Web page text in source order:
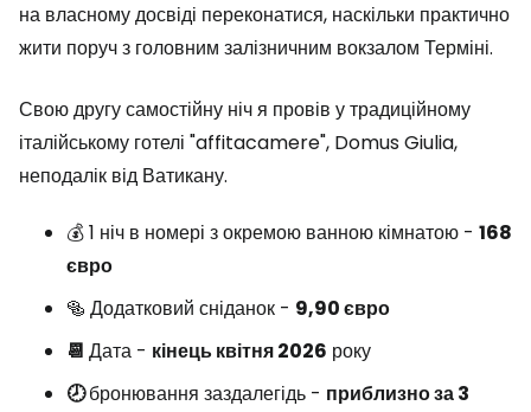
на власному досвіді переконатися, наскільки практично
жити поруч з головним залізничним вокзалом Терміні.
Свою другу самостійну ніч я провів у традиційному
італійському готелі "affitacamere", Domus Giulia,
неподалік від Ватикану.
💰 1 ніч в номері з окремою ванною кімнатою - 168
євро
🥯 Додатковий сніданок - 9,90 євро
📆 Дата - кінець квітня 2026 року
🕗бронювання заздалегідь - приблизно за 3